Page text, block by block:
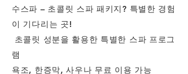
수스파 – 초콜릿 스파 패키지? 특별한 경험
이 기다리는 곳!
초콜릿 성분을 활용한 특별한 스파 프로그
램
욕조, 한증막, 사우나 무료 이용 가능